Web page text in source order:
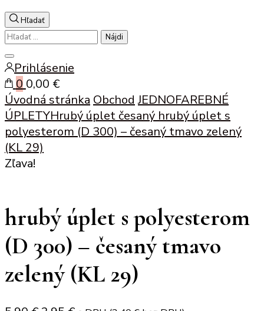
Hľadať
Hľadať:
Zatvoriť
vyhľadávanie
Prihlásenie
0 0,00 €
Úvodná stránka Obchod JEDNOFAREBNÉ
ÚPLETYHrubý úplet česaný hrubý úplet s
polyesterom (D 300) – česaný tmavo zelený
(KL 29)
Zľava!
hrubý úplet s polyesterom
(D 300) – česaný tmavo
zelený (KL 29)